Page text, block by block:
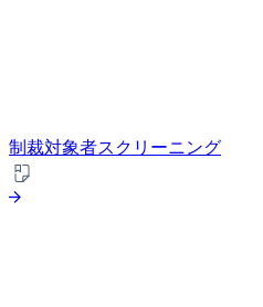
制裁対象者スクリーニング